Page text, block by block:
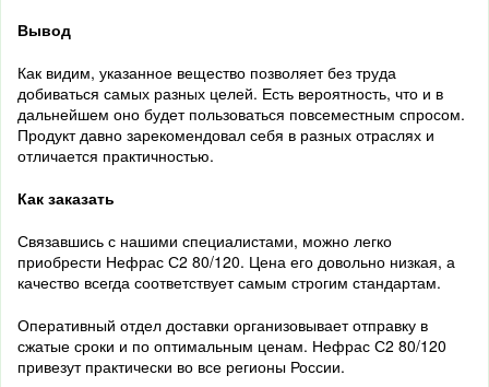
Вывод
Как видим, указанное вещество позволяет без труда
добиваться самых разных целей. Есть вероятность, что и в
дальнейшем оно будет пользоваться повсеместным спросом.
Продукт давно зарекомендовал себя в разных отраслях и
отличается практичностью.
Как заказать
Связавшись с нашими специалистами, можно легко
приобрести Нефрас С2 80/120. Цена его довольно низкая, а
качество всегда соответствует самым строгим стандартам.
Оперативный отдел доставки организовывает отправку в
сжатые сроки и по оптимальным ценам. Нефрас С2 80/120
привезут практически во все регионы России.